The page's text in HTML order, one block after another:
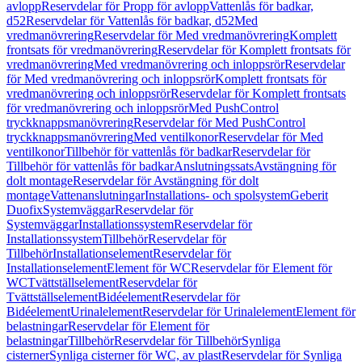
avloppReservdelar för Propp för avloppVattenlås för badkar,
d52Reservdelar för Vattenlås för badkar, d52Med
vredmanövreringReservdelar för Med vredmanövreringKomplett
frontsats för vredmanövreringReservdelar för Komplett frontsats för
vredmanövreringMed vredmanövrering och inloppsrörReservdelar
för Med vredmanövrering och inloppsrörKomplett frontsats för
vredmanövrering och inloppsrörReservdelar för Komplett frontsats
för vredmanövrering och inloppsrörMed PushControl
tryckknappsmanövreringReservdelar för Med PushControl
tryckknappsmanövreringMed ventilkonorReservdelar för Med
ventilkonorTillbehör för vattenlås för badkarReservdelar för
Tillbehör för vattenlås för badkarAnslutningssatsAvstängning för
dolt montageReservdelar för Avstängning för dolt
montageVattenanslutningarInstallations- och spolsystemGeberit
DuofixSystemväggarReservdelar för
SystemväggarInstallationssystemReservdelar för
InstallationssystemTillbehörReservdelar för
TillbehörInstallationselementReservdelar för
InstallationselementElement för WCReservdelar för Element för
WCTvättställselementReservdelar för
TvättställselementBidéelementReservdelar för
BidéelementUrinalelementReservdelar för UrinalelementElement för
belastningarReservdelar för Element för
belastningarTillbehörReservdelar för TillbehörSynliga
cisternerSynliga cisterner för WC, av plastReservdelar för Synliga